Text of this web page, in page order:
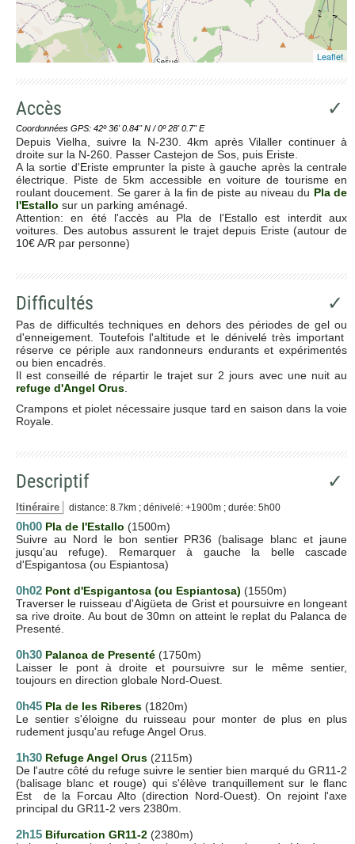
Leaflet
Accès ✓
Coordonnées GPS: 42º 36' 0.84'' N / 0º 28' 0.7'' E
Depuis Vielha, suivre la N-230. 4km après Vilaller continuer à
droite sur la N-260. Passer Castejon de Sos, puis Eriste.
A la sortie d'Eriste emprunter la piste à gauche après la centrale
électrique. Piste de 5km accessible en voiture de tourisme en
roulant doucement. Se garer à la fin de piste au niveau du Pla de
l'Estallo sur un parking aménagé.
Attention: en été l'accès au Pla de l'Estallo est interdit aux
voitures. Des autobus assurent le trajet depuis Eriste (autour de
10€ A/R par personne)
Difficultés ✓
Pas de difficultés techniques en dehors des périodes de gel ou
d'enneigement. Toutefois l'altitude et le dénivelé très important
réserve ce périple aux randonneurs endurants et expérimentés
ou bien encadrés.
Il est conseillé de répartir le trajet sur 2 jours avec une nuit au
refuge d'Angel Orus
Crampons et piolet nécessaire jusque tard en saison dans la voie
Royale.
Descriptif ✓
Itinéraire distance: 8.7km ; dénivelé: +1900m ; durée: 5h00
0h00 Pla de l'Estallo (1500m)
Suivre au Nord le bon sentier PR36 (balisage blanc et jaune
jusqu'au refuge). Remarquer à gauche la belle cascade
d'Espigantosa (ou Espiantosa)
0h02 Pont d'Espigantosa (ou Espiantosa) (1550m)
Traverser le ruisseau d'Aigüeta de Grist et poursuivre en longeant
sa rive droite. Au bout de 30mn on atteint le replat du Palanca de
Presenté.
0h30 Palanca de Presenté (1750m)
Laisser le pont à droite et poursuivre sur le même sentier,
toujours en direction globale Nord-Ouest.
0h45 Pla de les Riberes (1820m)
Le sentier s'éloigne du ruisseau pour monter de plus en plus
rudement jusqu'au refuge Angel Orus.
1h30 Refuge Angel Orus (2115m)
De l'autre côté du refuge suivre le sentier bien marqué du GR11-2
(balisage blanc et rouge) qui s'élève tranquillement sur le flanc
Est de la Forcau Alto (direction Nord-Ouest). On rejoint l'axe
principal du GR11-2 vers 2380m.
2h15 Bifurcation GR11-2 (2380m)